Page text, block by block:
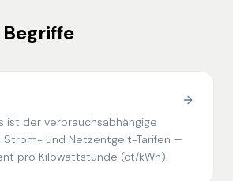
ist der verbrauchsabhängige
Strom- und Netzentgelt-Tarifen —
pro Kilowattstunde (ct/kWh).